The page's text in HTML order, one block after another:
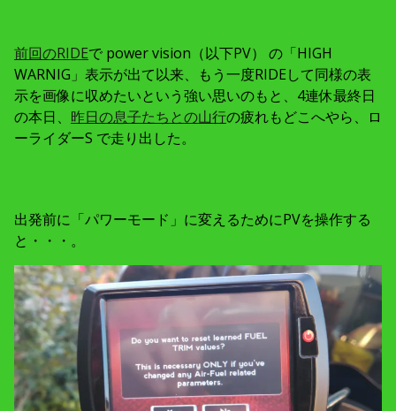
前回のRIDEで power vision（以下PV） の「HIGH
WARNIG」表示が出て以来、もう一度RIDEして同様の表
示を画像に収めたいという強い思いのもと、4連休最終日
の本日、 昨日の息子たちとの山行の疲れもどこへやら、ロ
ーライダーS で走り出した。
出発前に「パワーモード」に変えるためにPVを操作する
と・・・。